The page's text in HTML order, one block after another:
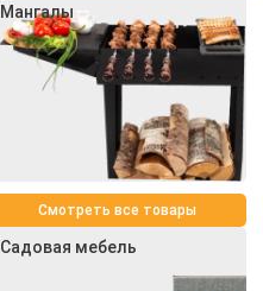
Мангалы
Смотреть все товары
Садовая мебель